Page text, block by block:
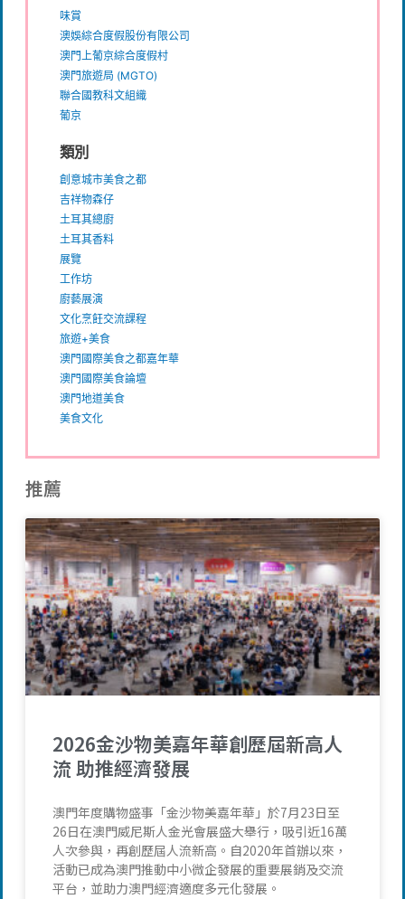
味賞
澳娛綜合度假股份有限公司
澳門上葡京綜合度假村
澳門旅遊局 (MGTO)
聯合國教科文組織
葡京
類別
創意城市美食之都
吉祥物森仔
土耳其總廚
土耳其香料
展覽
工作坊
廚藝展演
文化烹飪交流課程
旅遊+美食
澳門國際美食之都嘉年華
澳門國際美食論壇
澳門地道美食
美食文化
推薦
2026金沙物美嘉年華創歷屆新高人
流 助推經濟發展
澳門年度購物盛事「金沙物美嘉年華」於7月23日至
26日在澳門威尼斯人金光會展盛大舉行，吸引近16萬
人次參與，再創歷屆人流新高。自2020年首辦以來，
活動已成為澳門推動中小微企發展的重要展銷及交流
平台，並助力澳門經濟適度多元化發展。